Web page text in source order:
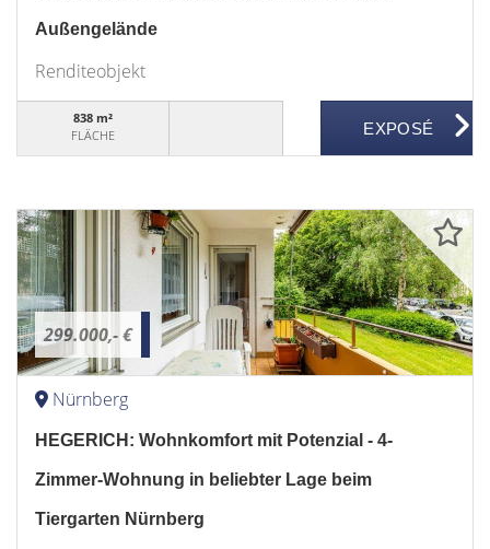
Außengelände
Renditeobjekt
838 m²
FLÄCHE
299.000,- €
Nürnberg
HEGERICH: Wohnkomfort mit Potenzial - 4-
Zimmer-Wohnung in beliebter Lage beim
Tiergarten Nürnberg